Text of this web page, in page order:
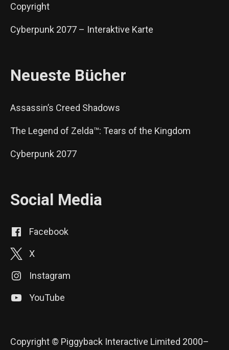
Copyright
Cyberpunk 2077 – Interaktive Karte
Neueste Bücher
Assassin’s Creed Shadows
The Legend of Zelda™: Tears of the Kingdom
Cyberpunk 2077
Social Media
Facebook
X
Instagram
YouTube
Copyright © Piggyback Interactive Limited 2000–